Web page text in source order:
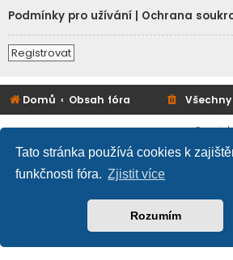
Tato stránka používá cookies k
funkčnosti fóra. Zjistit více
Rozumím
Podmínky pro užívání
Ochrana
Registrovat
Domů Obsah fóra
Založeno naphpBB®